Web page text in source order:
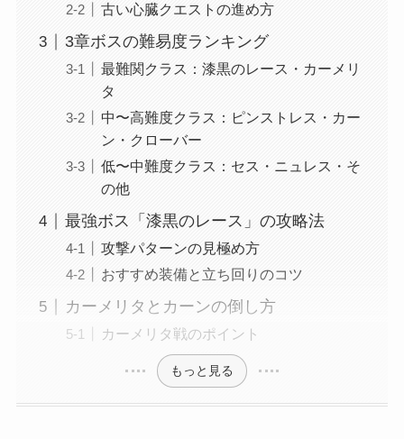
古い心臓クエストの進め方
3章ボスの難易度ランキング
最難関クラス：漆黒のレース・カーメリ
タ
中〜高難度クラス：ピンストレス・カー
ン・クローバー
低〜中難度クラス：セス・ニュレス・そ
の他
最強ボス「漆黒のレース」の攻略法
攻撃パターンの見極め方
おすすめ装備と立ち回りのコツ
カーメリタとカーンの倒し方
カーメリタ戦のポイント
もっと見る